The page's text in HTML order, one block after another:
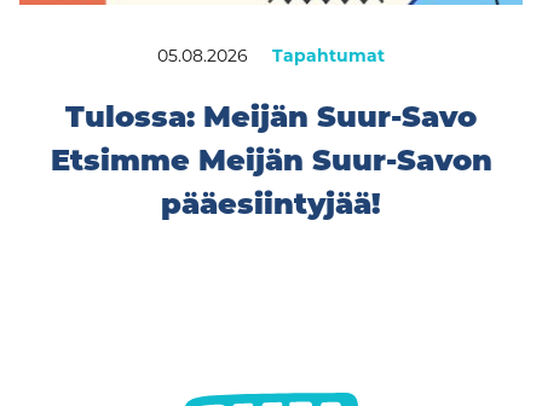
05.08.2026 Tapahtumat
Tulossa: Meijän Suur-Savo
Etsimme Meijän Suur-Savon
pääesiintyjää!